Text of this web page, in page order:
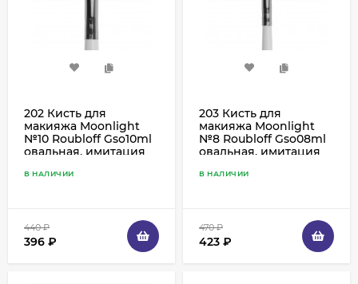
202 Кисть для
макияжа Moonlight
№10 Roubloff Gso10ml
овальная, имитация
В НАЛИЧИИ
440₽
396 ₽
203 Кисть для
макияжа Moonlight
№8 Roubloff Gso08ml
овальная, имитация
В НАЛИЧИИ
470₽
423 ₽